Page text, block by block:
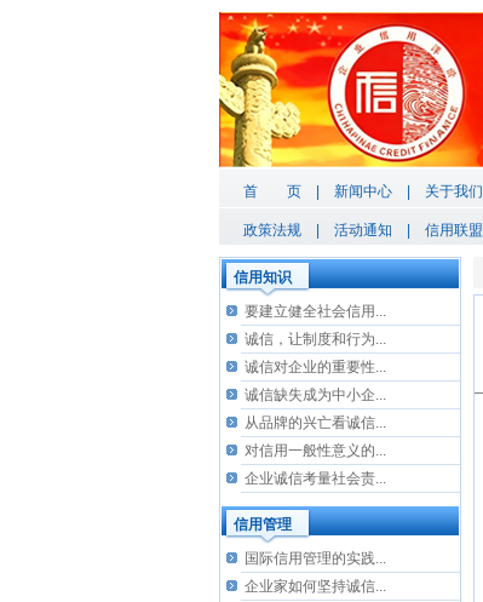
首 页 新闻中心 关于我们
政策法规 活动通知 信用联盟
信用知识
要建立健全社会信用...
诚信，让制度和行为...
诚信对企业的重要性...
诚信缺失成为中小企...
从品牌的兴亡看诚信...
对信用一般性意义的...
企业诚信考量社会责...
信用管理
国际信用管理的实践...
企业家如何坚持诚信...